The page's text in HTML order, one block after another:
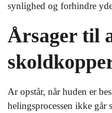
synlighed og forhindre
Årsager til
Ar opstår, når huden er
helingsprocessen ikke